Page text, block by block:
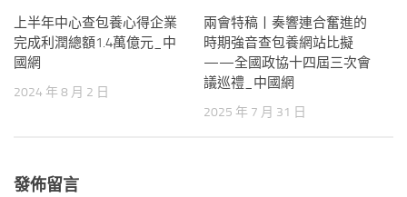
上半年中心查包養心得企業
完成利潤總額1.4萬億元_中
國網
2024 年 8 月 2 日
兩會特稿丨奏響連合奮進的
時期強音查包養網站比擬
——全國政協十四屆三次會
議巡禮_中國網
2025 年 7 月 31 日
發佈留言